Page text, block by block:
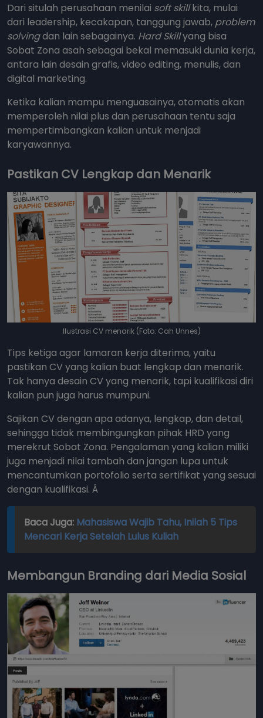
Dari situlah perusahaan menilai soft skillkita, mulai
dari leadership, kecakapan, tanggung jawab, problem
solvingdan lain sebagainya. Hard Skillyang bisa
Sobat Zona asah sebagai bekal memasuki dunia kerja,
antara lain desain grafis, video editing, menulis, dan
digital marketing.
Ketika kalian mampu menguasainya, otomatis akan
memperoleh nilai plus dan perusahaan tentu saja
mempertimbangkan kalian untuk menjadi
karyawannya.
Pastikan CV Lengkap dan Menarik
Ilustrasi CV menarik (Foto: Cah Unnes)
Tips ketiga agar lamaran kerja diterima, yaitu
pastikan CV yang kalian buat lengkap dan menarik.
Tak hanya desain CV yang menarik, tapi kualifikasi diri
kalian pun juga harus mumpuni.
Sajikan CV dengan apa adanya, lengkap, dan detail,
sehingga tidak membingungkan pihak HRD yang
merekrut Sobat Zona. Pengalaman yang kalian miliki
juga menjadi nilai tambah dan jangan lupa untuk
mencantumkan portofolio serta sertifikat yang sesuai
dengan kualifikasi. Â
Baca Juga: Mahasiswa Wajib Tahu, Inilah 5 Tips
Mencari Kerja Setelah Lulus Kuliah
Membangun Branding dari Media Sosial